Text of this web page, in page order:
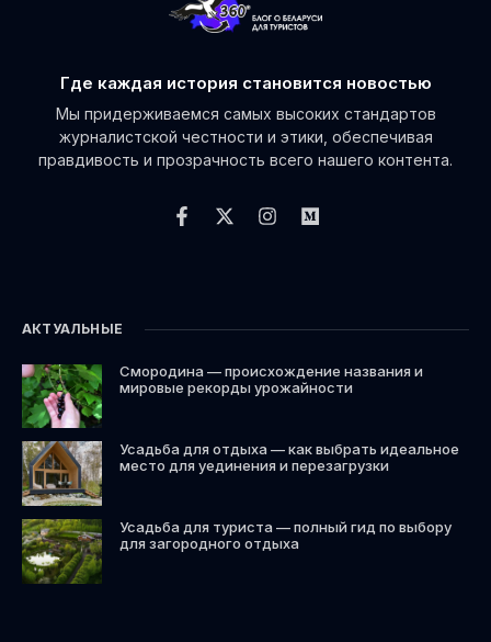
Где каждая история становится новостью
Мы придерживаемся самых высоких стандартов
журналистской честности и этики, обеспечивая
правдивость и прозрачность всего нашего контента.
АКТУАЛЬНЫЕ
Смородина — происхождение названия и
мировые рекорды урожайности
Усадьба для отдыха — как выбрать идеальное
место для уединения и перезагрузки
Усадьба для туриста — полный гид по выбору
для загородного отдыха